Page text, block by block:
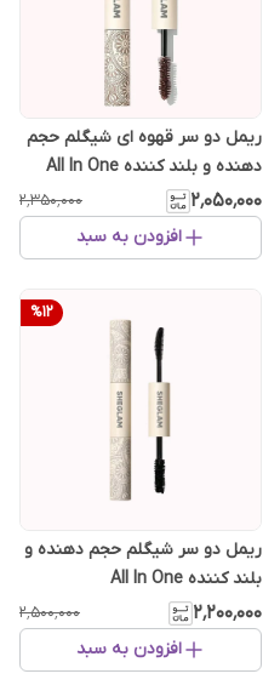
ریمل دو سر قهوه ای شیگلم حجم
دهنده و بلند کننده All In One
۲٬۰۵۰٬۰۰۰ ۲٬۳۵۰٬۰۰۰
افزودن به سبد
%12
ریمل دو سر شیگلم حجم دهنده و
بلند کننده All In One
۲٬۲۰۰٬۰۰۰ ۲٬۵۰۰٬۰۰۰
افزودن به سبد